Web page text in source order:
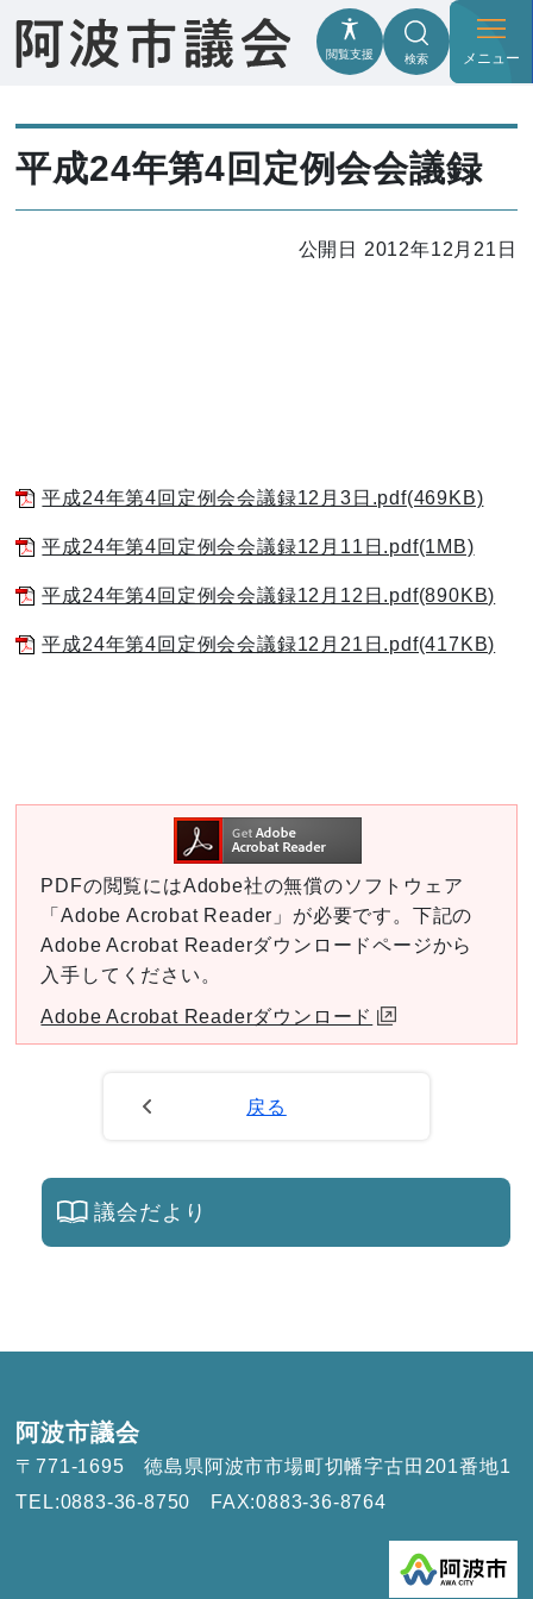
閲覧支援 検索 メニュー
平成24年第4回定例会会議録
公開日 2012年12月21日
平成24年第4回定例会会議録12月3日.pdf(469KB)
平成24年第4回定例会会議録12月11日.pdf(1MB)
平成24年第4回定例会会議録12月12日.pdf(890KB)
平成24年第4回定例会会議録12月21日.pdf(417KB)
PDFの閲覧にはAdobe社の無償のソフトウェア
「Adobe Acrobat Reader」が必要です。下記の
Adobe Acrobat Readerダウンロードページから
入手してください。
Adobe Acrobat Readerダウンロード
戻る
議会だより
阿波市議会
〒771-1695
徳島県阿波市市場町切幡字古田201番地1
TEL:0883-36-8750
FAX:0883-36-8764